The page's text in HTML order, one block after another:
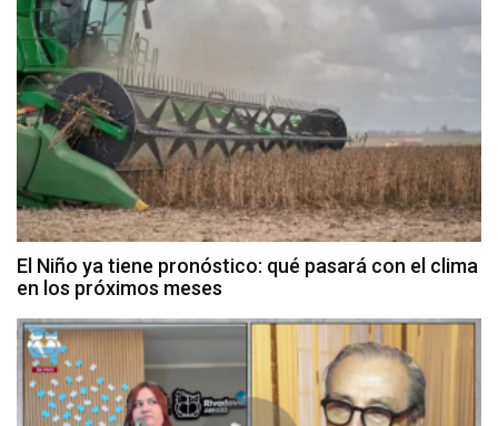
El Niño ya tiene pronóstico: qué pasará con el clima
en los próximos meses